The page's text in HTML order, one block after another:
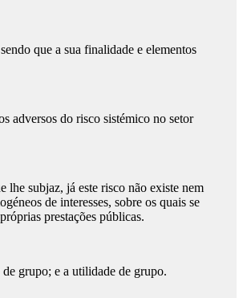
que a sua finalidade e elementos
adversos do risco sistémico no setor
lhe subjaz, já este risco não existe nem
de interesses, sobre os quais se
prestações públicas.
grupo; e a utilidade de grupo.